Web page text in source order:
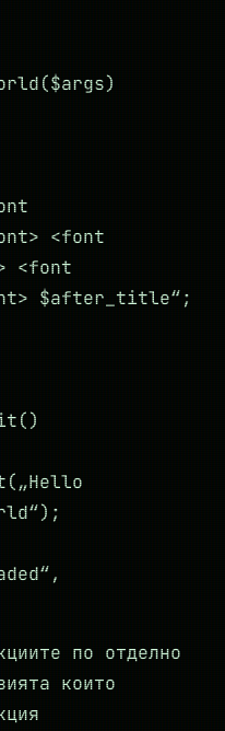
<font
<font
$after_title“;
по отделно
които